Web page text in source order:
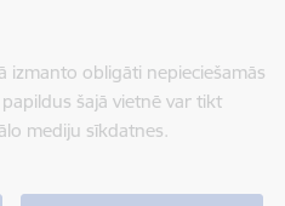
izmanto obligāti nepieciešamās
šajā vietnē var tikt
mediju sīkdatnes.